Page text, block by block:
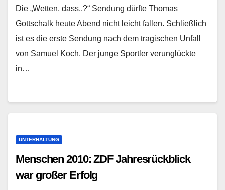
Die „Wetten, dass..?“ Sendung dürfte Thomas
Gottschalk heute Abend nicht leicht fallen. Schließlich
ist es die erste Sendung nach dem tragischen Unfall
von Samuel Koch. Der junge Sportler verunglückte
in…
UNTERHALTUNG
Menschen 2010: ZDF Jahresrückblick
war großer Erfolg